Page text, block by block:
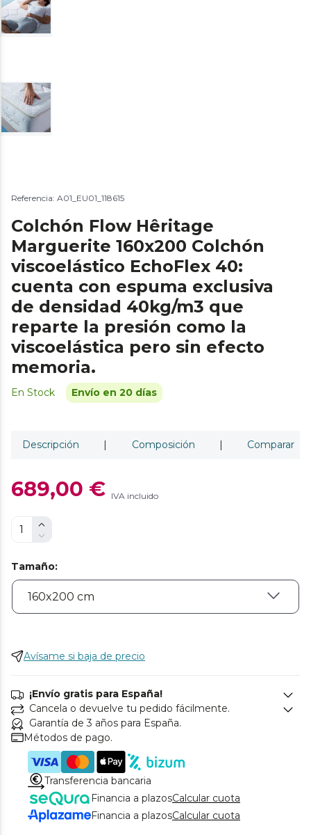
Referencia: A01_EU01_118615
Colchón Flow Hêritage
Marguerite 160x200 Colchón
viscoelástico EchoFlex 40:
cuenta con espuma exclusiva
de densidad 40kg/m3 que
reparte la presión como la
viscoelástica pero sin efecto
memoria.
En Stock Envío en 20 días
Descripción | Composición | Comparar
689,00 € IVA incluido
Tamaño:
Avísame si baja de precio
¡Envío gratis para España!
Cancela o devuelve tu pedido fácilmente.
Garantía de 3 años para España.
Métodos de pago.
Transferencia bancaria
Financia a plazosCalcular cuota
Financia a plazosCalcular cuota